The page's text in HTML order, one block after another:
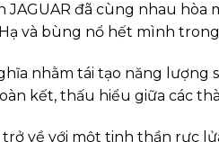
JAGUAR đã cùng nhau
và bùng nổ hết mình
nhằm tái tạo năng lượng
kết, thấu hiểu giữa các
về với một tinh thần rực